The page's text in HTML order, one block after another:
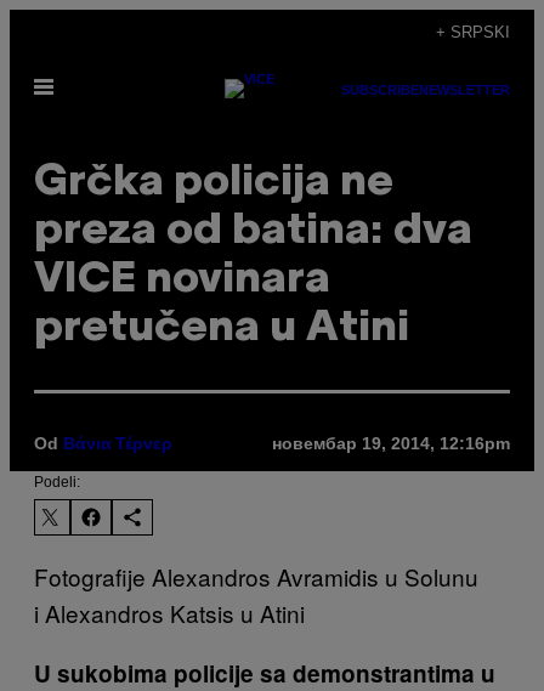
садржај
+ SRPSKI
Otvori
SUBSCRIBENEWSLETTER
Grčka policija ne
preza od batina: dva
VICE novinara
pretučena u Atini
Od Βάνια Τέρνερ новембар 19, 2014, 12:16pm
Podeli:
Fotografije Alexandros Avramidis u Solunu
i Alexandros Katsis u Atini
U sukobima policije sa demonstrantima u